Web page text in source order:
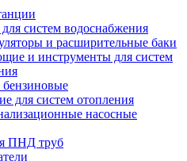
систем водоснабжения
и расширительные баки
и инструменты для систем
для систем отопления
насосные
ПНД труб